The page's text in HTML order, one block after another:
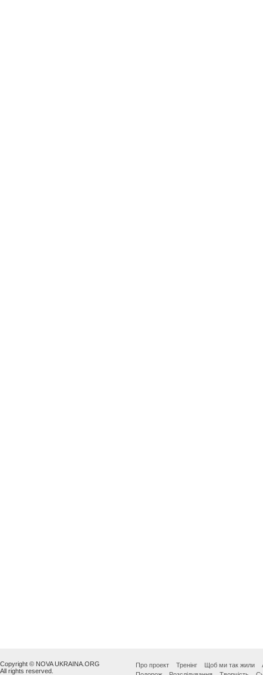
Copyright © NOVA UKRAINA.ORG
All rights reserved.
Про проект Тренінг Щоб ми так жили